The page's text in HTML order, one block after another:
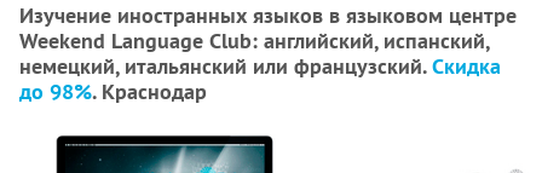
Изучение иностранных языков в языковом центре
Weekend Language Club: английский, испанский,
немецкий, итальянский или французский.Скидка
до 98%. Краснодар